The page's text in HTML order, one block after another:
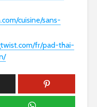
cuisine/sans-
fr/pad-thai-